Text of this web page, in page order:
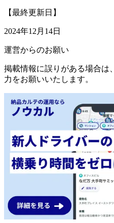
【最終更新日】
2024年12月14日
運営からのお願い
掲載情報に誤りがある場合は、
力をお願いいたします。